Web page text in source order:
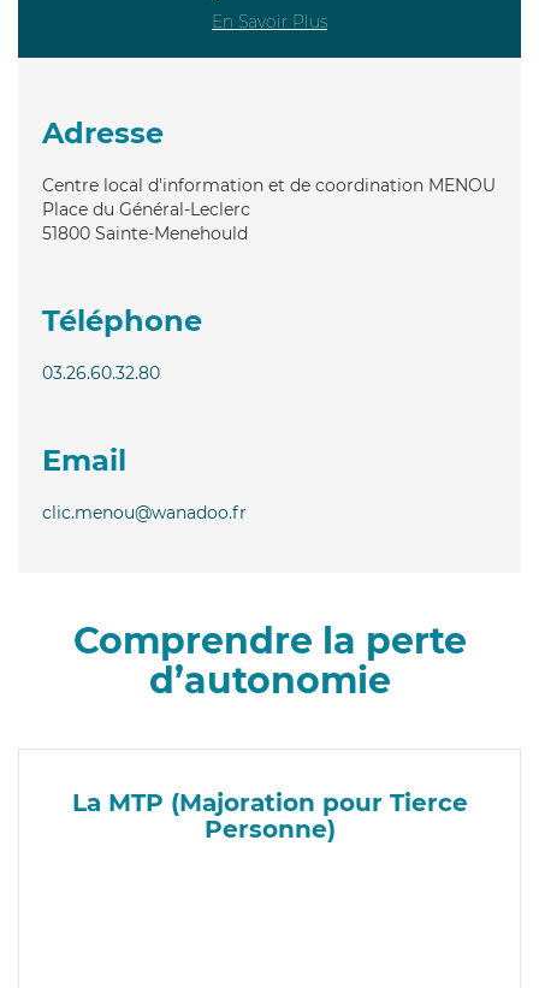
En Savoir Plus
Adresse
Centre local d'information et de coordination MENOU
Place du Général-Leclerc
51800 Sainte-Menehould
Téléphone
03.26.60.32.80
Email
clic.menou@wanadoo.fr
Comprendre la perte
d’autonomie
La MTP (Majoration pour Tierce
Personne)